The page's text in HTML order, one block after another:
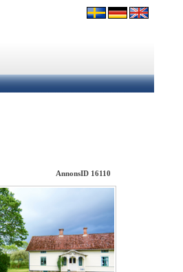
AnnonsID 16110